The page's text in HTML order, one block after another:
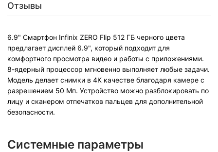
Отзывы
6.9" Смартфон Infinix ZERO Flip 512 ГБ черного цвета
предлагает дисплей 6.9", который подходит для
комфортного просмотра видео и работы с приложениями.
8-ядерный процессор мгновенно выполняет любые задачи.
Модель делает снимки в 4К качестве благодаря камере с
разрешением 50 Мп. Устройство можно разблокировать по
лицу и сканером отпечатков пальцев для дополнительной
безопасности.
Системные параметры